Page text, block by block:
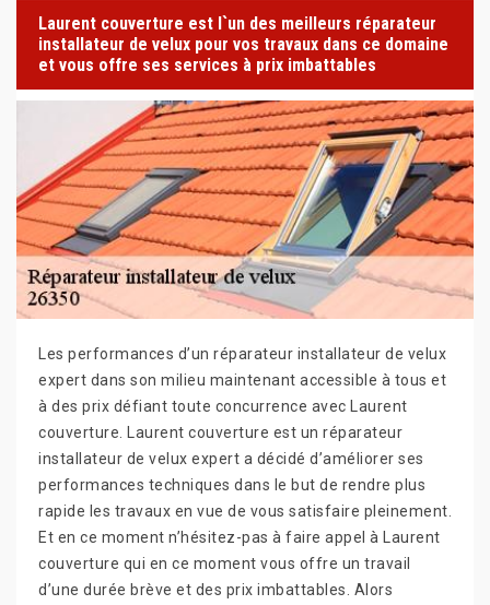
Laurent couverture est l`un des meilleurs réparateur
installateur de velux pour vos travaux dans ce domaine
et vous offre ses services à prix imbattables
Les performances d’un réparateur installateur de velux
expert dans son milieu maintenant accessible à tous et
à des prix défiant toute concurrence avec Laurent
couverture. Laurent couverture est un réparateur
installateur de velux expert a décidé d’améliorer ses
performances techniques dans le but de rendre plus
rapide les travaux en vue de vous satisfaire pleinement.
Et en ce moment n’hésitez-pas à faire appel à Laurent
couverture qui en ce moment vous offre un travail
d’une durée brève et des prix imbattables. Alors